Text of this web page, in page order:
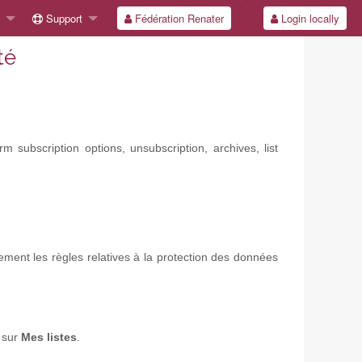
Support Fédération Renater Login locally
subscription options, unsubscription, archives, list
les règles relatives à la protection des données
Mes listes.